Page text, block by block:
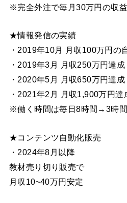
※完全外注で毎月30万円の収
★情報発信の実績
・2019年10月 月収100万円の
・2019年3月 月収250万円達成
・2020年5月 月収650万円達成
・2021年2月 月収1,900万円達
※働く時間は毎日8時間→3時
★コンテンツ自動化販売
・2024年8月以降
教材売り切り販売で
月収10~40万円安定